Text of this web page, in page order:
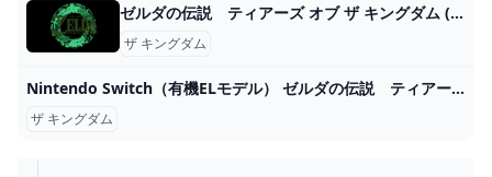
ゼルダの伝説 ティアーズ オブ ザ キングダム (Switch)の関連情報 ゲーム・エンタメ最新情報のファミ通.com
ザ キングダム
Nintendo Switch（有機ELモデル） ゼルダの伝説 ティアーズ オブ ザ キングダムエディション 4902370550481 :4902370550481:digitalisland - 通販 - Yahoo!ショッピング
ザ キングダム